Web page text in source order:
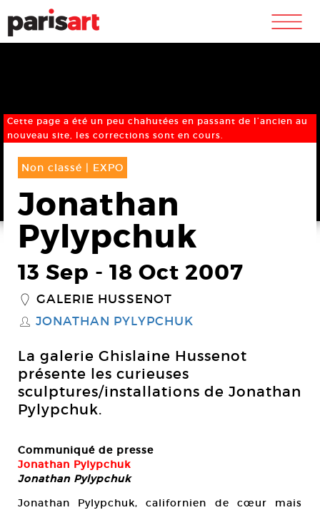
m
Cette page a été un peu chahutées en passant de l’ancien au
nouveau site, les corrections sont en cours.
Non classé | EXPO
Jonathan
Pylypchuk
13 Sep - 18 Oct 2007
_ GALERIE HUSSENOT
S JONATHAN PYLYPCHUK
La galerie Ghislaine Hussenot
présente les curieuses
sculptures/installations de Jonathan
Pylypchuk.
Communiqué de presse
Jonathan Pylypchuk
Jonathan Pylypchuk
Jonathan Pylypchuk, californien de cœur mais